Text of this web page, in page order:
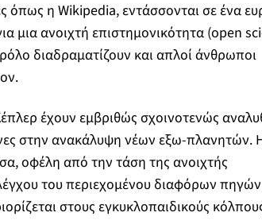
όπως η Wikipedia, εντάσσονται σε ένα
μια ανοιχτή επιστημονικότητα (open
διαδραματίζουν και απλοί άνθρωποι
έχουν εμβριθώς σχοινοτενώς
στην ανακάλυψη νέων εξω-πλανητών.
οφέλη από την τάση της ανοιχτής
του περιεχομένου διαφόρων
στους εγκυκλοπαιδικούς